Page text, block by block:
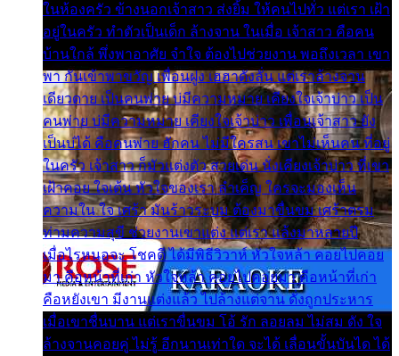
ในห้องครัว ข้างนอกเจ้าสาว ส่งยิ้ม ให้คนไปทั่ว แต่เรา เฝ้า
อยู่ในครัว ทำตัวเป็นเด็ก ล้างจาน ในเมื่อ เจ้าสาว คือคน
บ้านใกล้ พึ่งพาอาศัย จำใจ ต้องไปช่วยงาน พอถึงเวลา เขา
พา กันเข้าพาขวัญ เพื่อนฝูง เฮฮาดังลั่น แต่เราล้างจาน
เดียวดาย เป็นคนพ่าย บ่มีความหมาย เคียงใจเจ้าบ่าว เป็น
คนพ่าย บ่มีความหมาย เคียงใจเจ้าบ่าว เพื่อนเจ้าสาว ยัง
เป็นบ่ได้ คือคนพ่าย ฮักคน ไม่มีใครสน เขาไม่เห็นคน ที่อยู่
ในครัว เจ้าสาว ก็มัวแต่งตัว สวยเด่น นั่งเคียงเจ้าบ่าว ที่เขา
เฝ้าคอย ใจเต้น หัวใจของเรา ลำเค็ญ ใครจะมองเห็น
ความใน ใจ เศร้า มันร้าวระบม ต้องมาขื่นขม เศร้าตรม
ท่ามความสุขี ช่วยงานเขาแต่ง แต่เรา แล้งมาหลายปี
เมื่อไรหนอจะ โชคดี ได้มีพิธีวิวาห์ หัวใจหล้า คอยไปคอย
มา คือหน้าที่เก่า หัวใจหล้า คอยไปคอยมา คือหน้าที่เก่า
คือหยังเขา มีงานแต่งแล้ว ไปล้างแต่จาน ดั่งถูกประหาร
เมื่อเขาชื่นบาน แต่เราขื่นขม โอ้ รัก ลอยลม ไม่สม ดัง ใจ
ล้างจานคอยคู่ ไม่รู้ อีกนานเท่าใด จะได้ เลื่อนขั้นบันได ได้